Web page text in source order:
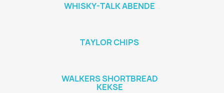
WHISKY-TALK ABENDE
TAYLOR CHIPS
WALKERS SHORTBREAD
KEKSE